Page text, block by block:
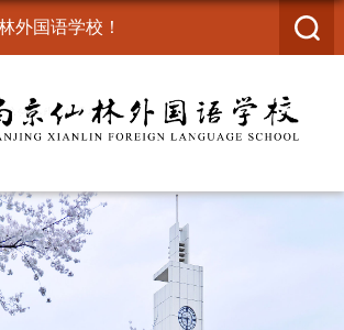
外国语学校！